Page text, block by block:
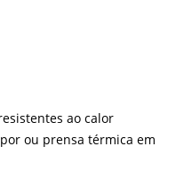
ao calor
ou prensa térmica em